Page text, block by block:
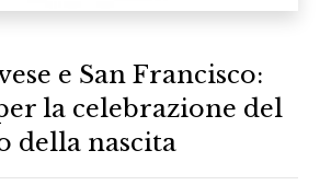
e San Francisco:
la celebrazione del
della nascita